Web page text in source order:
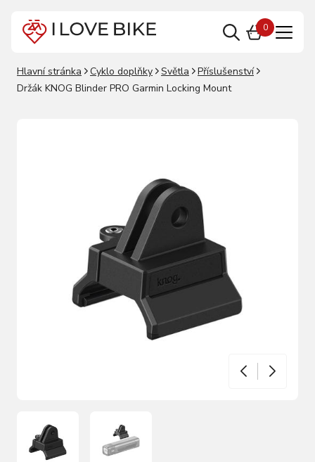
0
Hlavní stránka Cyklo doplňky Světla
Příslušenství
Držák KNOG Blinder PRO Garmin Locking Mount